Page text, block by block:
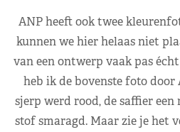
ANP heeft ook twee
kunnen we hier helaas niet
van een ontwerp vaak pas
heb ik de bovenste foto door
sjerp werd rood, de saffier een
stof smaragd. Maar zie je het